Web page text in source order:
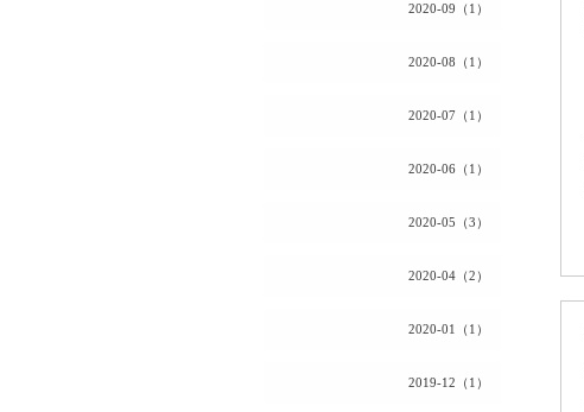
2020-09（1）
2020-08（1）
2020-07（1）
2020-06（1）
2020-05（3）
2020-04（2）
2020-01（1）
2019-12（1）